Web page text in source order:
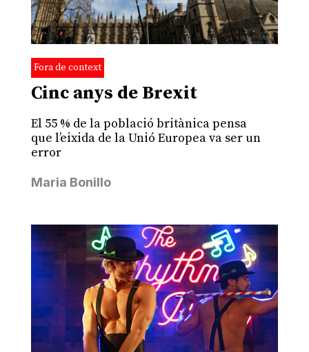
Fora de context
Cinc anys de Brexit
El 55 % de la població britànica pensa
que l’eixida de la Unió Europea va ser un
error
Maria Bonillo